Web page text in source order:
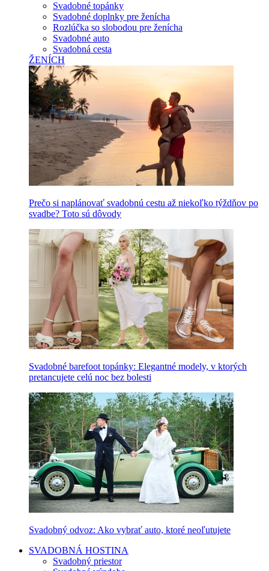
Svadobné topánky
Svadobné doplnky pre ženícha
Rozlúčka so slobodou pre ženícha
Svadobné auto
Svadobná cesta
ŽENÍCH
Prečo si naplánovať svadobnú cestu až niekoľko týždňov po
svadbe? Toto sú dôvody
Svadobné barefoot topánky: Elegantné modely, v ktorých
pretancujete celú noc bez bolesti
Svadobný odvoz: Ako vybrať auto, ktoré neoľutujete
SVADOBNÁ HOSTINA
Svadobný priestor